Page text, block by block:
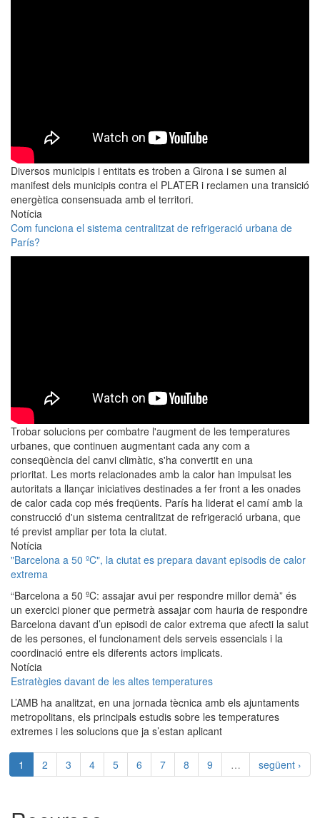
Diversos municipis i entitats es troben a Girona i se sumen al
manifest dels municipis contra el PLATER i reclamen una transició
energètica consensuada amb el territori.
Notícia
Com funciona el sistema centralitzat de refrigeració urbana de
París?
Trobar solucions per combatre l'augment de les temperatures
urbanes, que continuen augmentant cada any com a
conseqüència del canvi climàtic, s'ha convertit en una
prioritat. Les morts relacionades amb la calor han impulsat les
autoritats a llançar iniciatives destinades a fer front a les onades
de calor cada cop més freqüents. París ha liderat el camí amb la
construcció d'un sistema centralitzat de refrigeració urbana, que
té previst ampliar per tota la ciutat.
Notícia
"Barcelona a 50 ºC", la ciutat es prepara davant episodis de calor
extrema
“Barcelona a 50 ºC: assajar avui per respondre millor demà” és
un exercici pioner que permetrà assajar com hauria de respondre
Barcelona davant d’un episodi de calor extrema que afecti la salut
de les persones, el funcionament dels serveis essencials i la
coordinació entre els diferents actors implicats.
Notícia
Estratègies davant de les altes temperatures
L’AMB ha analitzat, en una jornada tècnica amb els ajuntaments
metropolitans, els principals estudis sobre les temperatures
extremes i les solucions que ja s’estan aplicant
1 2 3 4 5 6 7 8 9 … següent ›